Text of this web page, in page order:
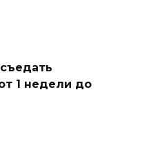
1 недели до